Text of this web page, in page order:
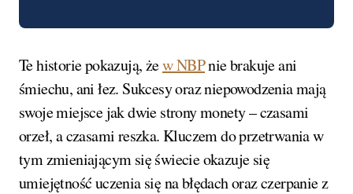
Te historie pokazują, żew NBPnie brakuje ani
śmiechu, ani łez. Sukcesy oraz niepowodzenia mają
swoje miejsce jak dwie strony monety – czasami
orzeł, a czasami reszka. Kluczem do przetrwania w
tym zmieniającym się świecie okazuje się
umiejętność uczenia się na błędach oraz czerpanie z